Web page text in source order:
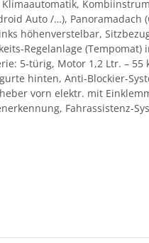
Auto /…), Panoramadach
höhenverstelbar,
Regelanlage
5-türig, Motor 1,2 Ltr. –
hinten, Anti-Blockier-
vorn elektr. mit
Fahrassistenz-